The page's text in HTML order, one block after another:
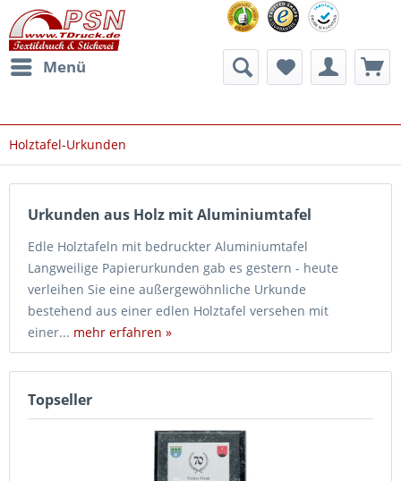
Menü
Holztafel-Urkunden
Urkunden aus Holz mit Aluminiumtafel
Edle Holztafeln mit bedruckter Aluminiumtafel
Langweilige Papierurkunden gab es gestern - heute
verleihen Sie eine außergewöhnliche Urkunde
bestehend aus einer edlen Holztafel versehen mit
einer... mehr erfahren »
Topseller